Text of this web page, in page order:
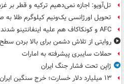
تل‌آویو: اجازه نمی‌دهیم ترکیه و قطر بر
تحویل اورژانسی یک‌ونیم کیلوگرم طلا
AFC و کونکاکاف هم علیه اینفانتینو شدند
روایتی از تلاش دشمن برای بالا بردن
حملات سایبری پیشرفته به امارات
ژاپن تحت فشار جنگ ایران
۱۳ میلیارد دلار خسارت؛ خرج سنگین ایران روی دست پنتاگون